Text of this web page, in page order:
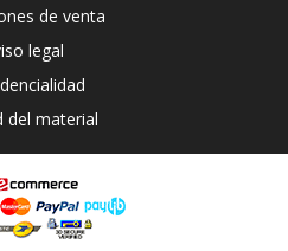
de venta
legal
del material